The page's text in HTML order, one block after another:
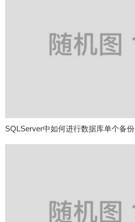
SQLServer中如何进行数据库单个备份